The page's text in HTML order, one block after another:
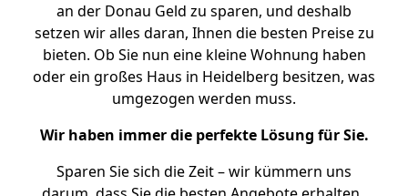
an der Donau Geld zu sparen, und deshalb
setzen wir alles daran, Ihnen die besten Preise zu
bieten. Ob Sie nun eine kleine Wohnung haben
oder ein großes Haus in Heidelberg besitzen, was
umgezogen werden muss.
Wir haben immer die perfekte Lösung für Sie.
Sparen Sie sich die Zeit – wir kümmern uns